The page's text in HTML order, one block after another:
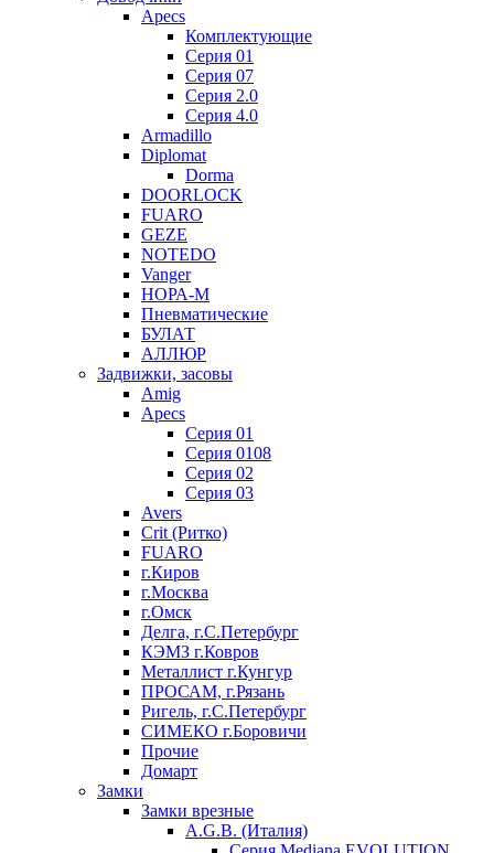
Apecs
Комплектующие
Серия 01
Серия 07
Серия 2.0
Серия 4.0
Armadillo
Diplomat
Dorma
DOORLOCK
FUARO
GEZE
NOTEDO
Vanger
НОРА-М
Пневматические
БУЛАТ
АЛЛЮР
Задвижки, засовы
Amig
Apecs
Серия 01
Серия 0108
Серия 02
Серия 03
Avers
Crit (Ритко)
FUARO
г.Киров
г.Москва
г.Омск
Делга, г.С.Петербург
КЭМЗ г.Ковров
Металлист г.Кунгур
ПРОСАМ, г.Рязань
Ригель, г.С.Петербург
СИМЕКО г.Боровичи
Прочие
Домарт
Замки
Замки врезные
A.G.B. (Италия)